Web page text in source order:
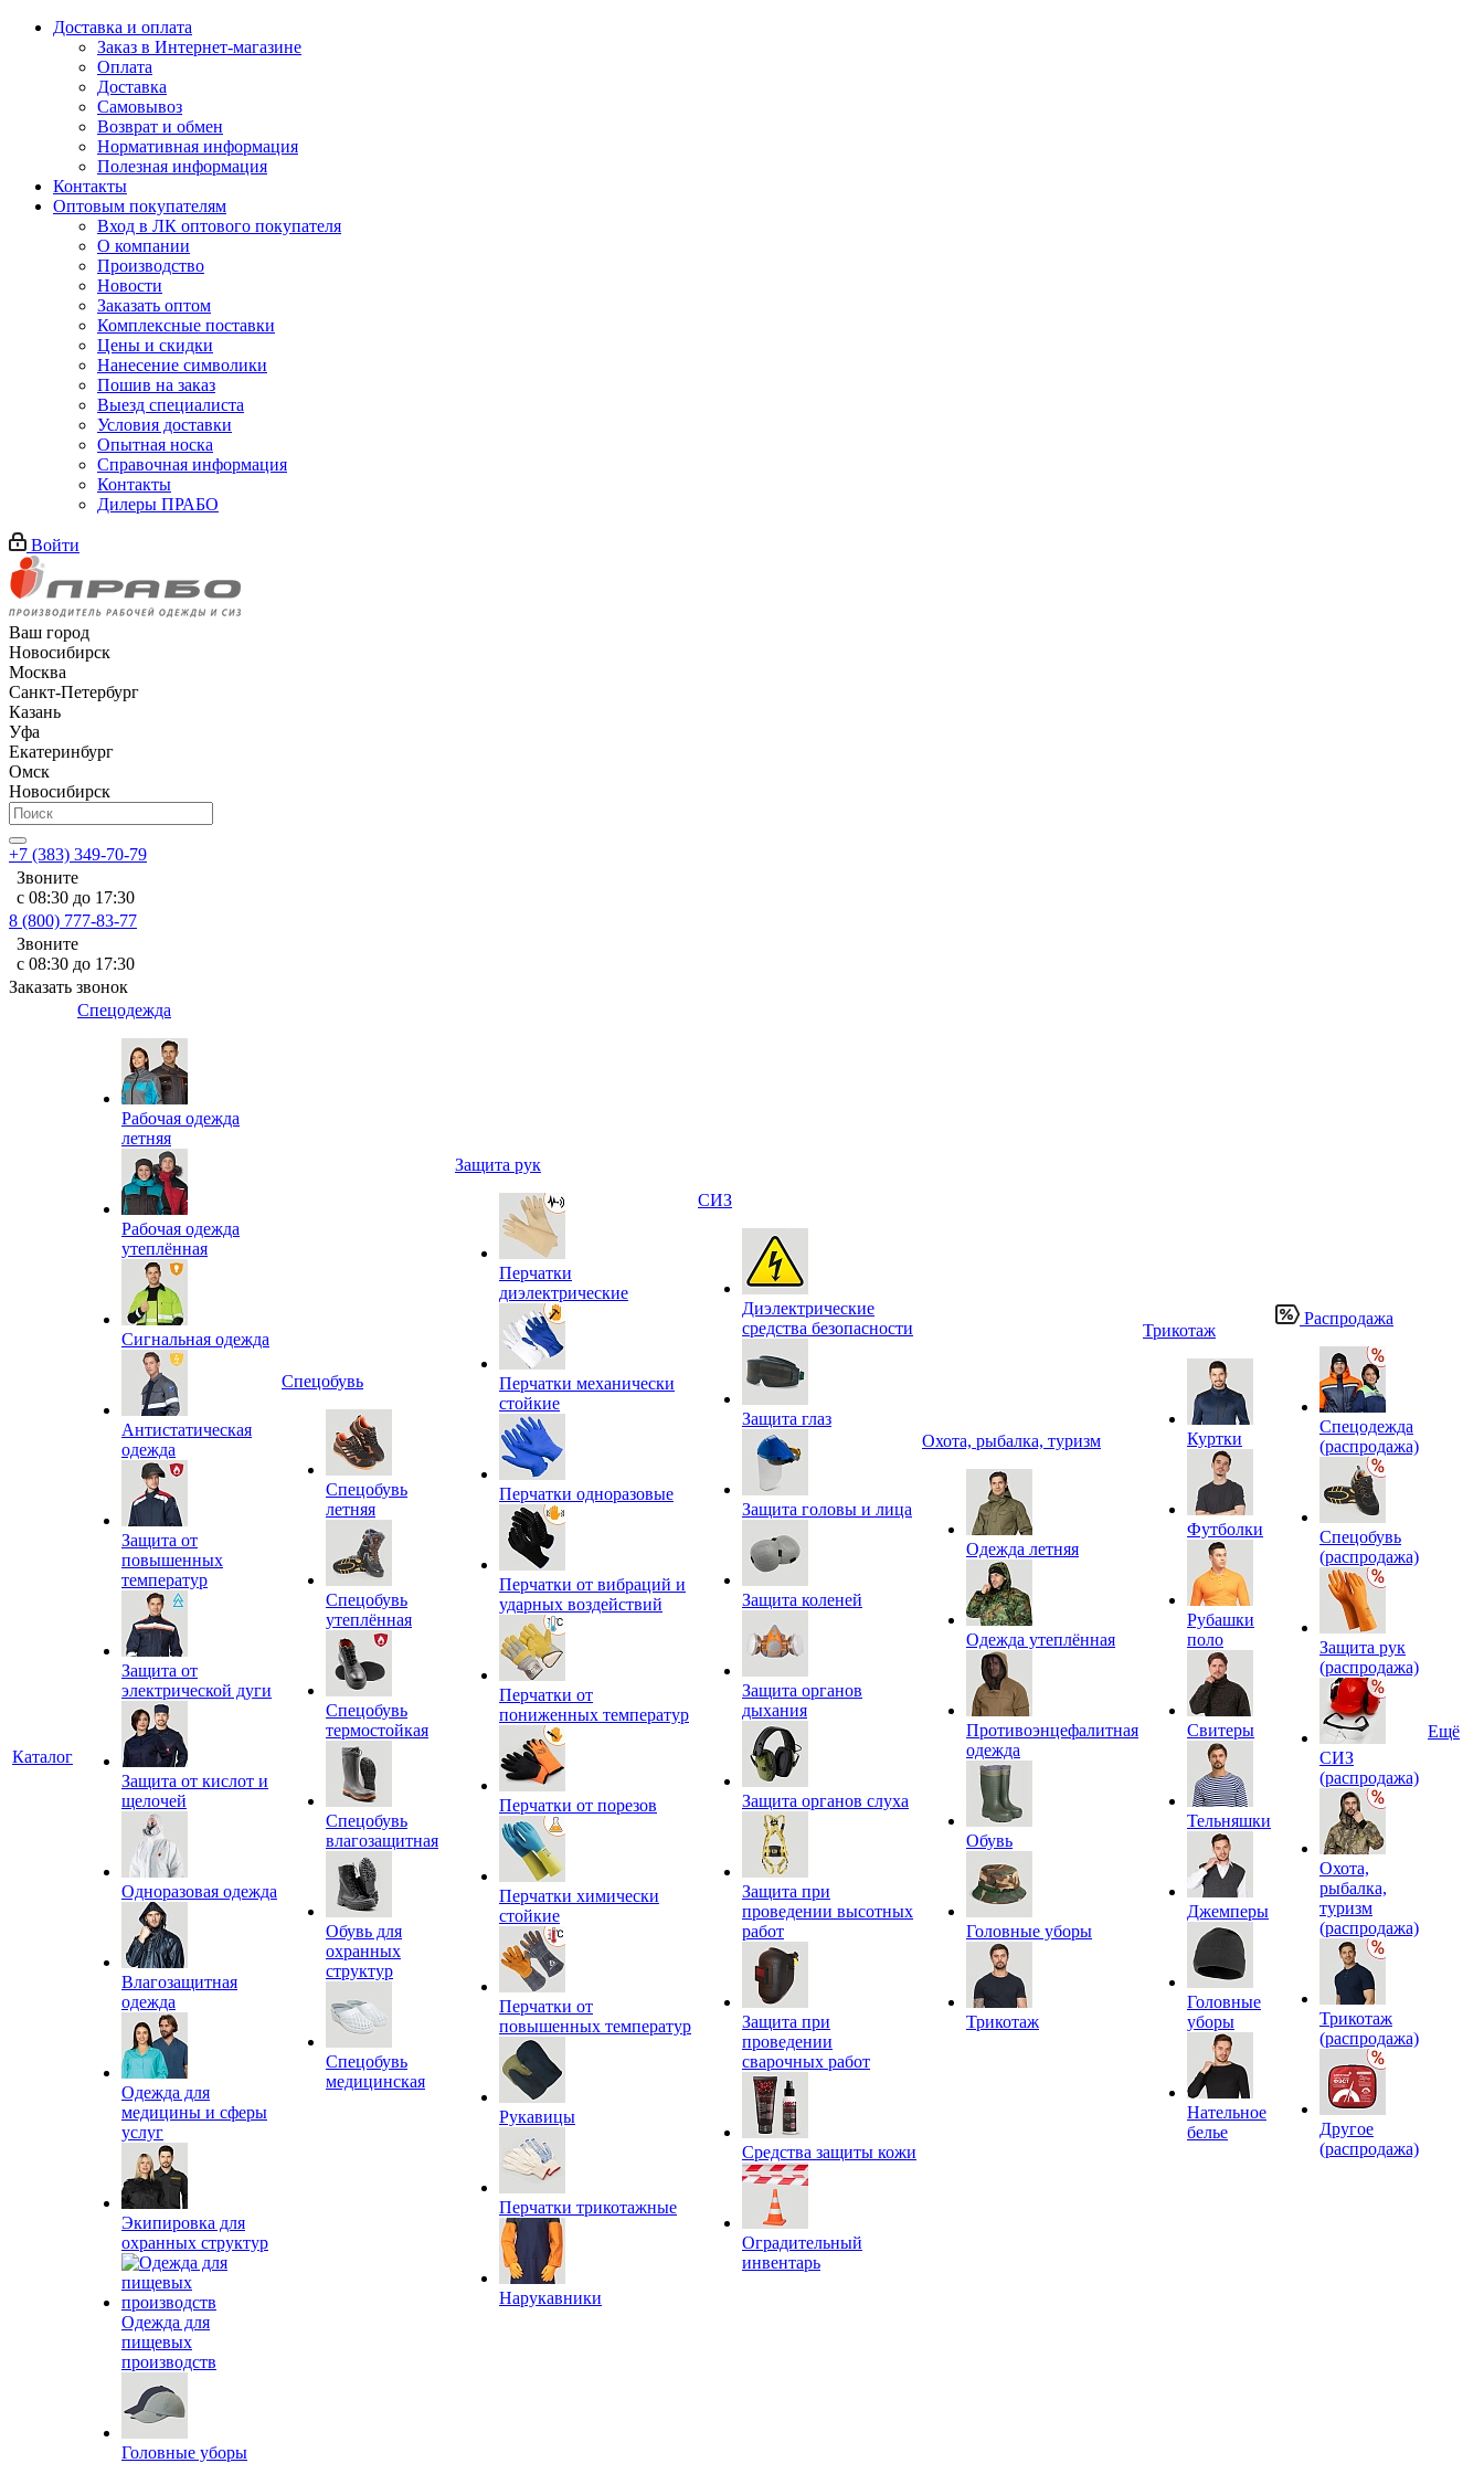
Доставка и оплата
Заказ в Интернет-магазине
Оплата
Доставка
Самовывоз
Возврат и обмен
Нормативная информация
Полезная информация
Контакты
Оптовым покупателям
Вход в ЛК оптового покупателя
О компании
Производство
Новости
Заказать оптом
Комплексные поставки
Цены и скидки
Нанесение символики
Пошив на заказ
Выезд специалиста
Условия доставки
Опытная носка
Справочная информация
Контакты
Дилеры ПРАБО
Войти
Ваш город
Новосибирск
Москва
Санкт-Петербург
Казань
Уфа
Екатеринбург
Омск
Новосибирск
+7 (383) 349-70-79
Звоните
с 08:30 до 17:30
8 (800) 777-83-77
Звоните
с 08:30 до 17:30
Заказать звонок
Каталог
Спецодежда
Рабочая одежда
летняя
Рабочая одежда
утеплённая
Сигнальная одежда
Антистатическая
одежда
Защита от
повышенных
температур
Защита от
электрической дуги
Защита от кислот и
щелочей
Одноразовая одежда
Влагозащитная
одежда
Одежда для
медицины и сферы
услуг
Экипировка для
охранных структур
Одежда для
пищевых
производств
Головные уборы
Спецобувь
Спецобувь
летняя
Спецобувь
утеплённая
Спецобувь
термостойкая
Спецобувь
влагозащитная
Обувь для
охранных
структур
Спецобувь
медицинская
Защита рук
Перчатки
диэлектрические
Перчатки механически
стойкие
Перчатки одноразовые
Перчатки от вибраций и
ударных воздействий
Перчатки от
пониженных температур
Перчатки от порезов
Перчатки химически
стойкие
Перчатки от
повышенных температур
Рукавицы
Перчатки трикотажные
Нарукавники
СИЗ
Диэлектрические
средства безопасности
Защита глаз
Защита головы и лица
Защита коленей
Защита органов
дыхания
Защита органов слуха
Защита при
проведении высотных
работ
Защита при
проведении
сварочных работ
Средства защиты кожи
Оградительный
инвентарь
Охота, рыбалка, туризм
Одежда летняя
Одежда утеплённая
Противоэнцефалитная
одежда
Обувь
Головные уборы
Трикотаж
Трикотаж
Куртки
Футболки
Рубашки
поло
Свитеры
Тельняшки
Джемперы
Головные
уборы
Нательное
белье
Распродажа
Спецодежда
(распродажа)
Спецобувь
(распродажа)
Защита рук
(распродажа)
СИЗ
(распродажа)
Охота,
рыбалка,
туризм
(распродажа)
Трикотаж
(распродажа)
Другое
(распродажа)
Ещё